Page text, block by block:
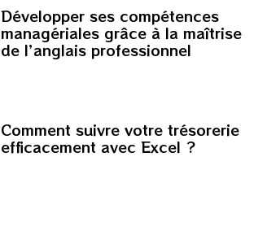
Développer ses compétences
managériales grâce à la maîtrise
de l’anglais professionnel
Comment suivre votre trésorerie
efficacement avec Excel ?